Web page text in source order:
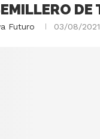
DE
Futuro 03/08/2021